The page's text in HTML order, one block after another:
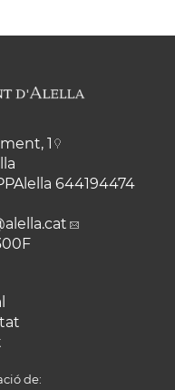
1
644194474
de: